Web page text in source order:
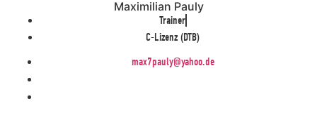
Maximilian Pauly
Trainer
C-Lizenz (DTB)
max7pauly@yahoo.de